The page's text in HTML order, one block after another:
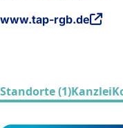
www.tap-rgb.de
Standorte (1)Kanzlei